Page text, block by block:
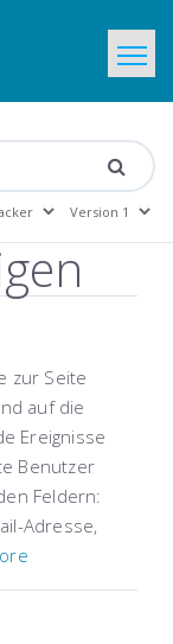
zur Seite
auf die
Ereignisse
Benutzer
Feldern:
Adresse,